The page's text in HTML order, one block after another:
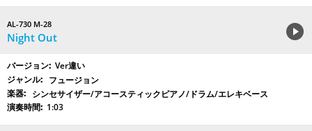
AL-730 M-28
Night Out
Ver違い
フュージョン
シンセサイザー/アコースティックピアノ/ドラム/エレキベース
1:03